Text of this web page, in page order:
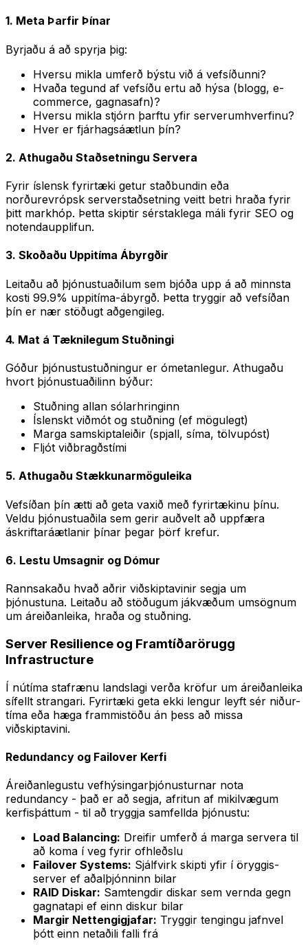
1. Meta Þarfir Þínar
Byrjaðu á að spyrja þig:
Hversu mikla umferð býstu við á vefsíðunni?
Hvaða tegund af vefsíðu ertu að hýsa (blogg, e-
commerce, gagnasafn)?
Hversu mikla stjórn þarftu yfir serverumhverfinu?
Hver er fjárhagsáætlun þín?
2. Athugaðu Staðsetningu Servera
Fyrir íslensk fyrirtæki getur staðbundin eða
norðurevrópsk serverstaðsetning veitt betri hraða fyrir
þitt markhóp. Þetta skiptir sérstaklega máli fyrir SEO og
notendaupplifun.
3. Skoðaðu Uppitíma Ábyrgðir
Leitaðu að þjónustuaðilum sem bjóða upp á að minnsta
kosti 99.9% uppitíma-ábyrgð. Þetta tryggir að vefsíðan
þín er nær stöðugt aðgengileg.
4. Mat á Tæknilegum Stuðningi
Góður þjónustustuðningur er ómetanlegur. Athugaðu
hvort þjónustuaðilinn býður:
Stuðning allan sólarhringinn
Íslenskt viðmót og stuðning (ef mögulegt)
Marga samskiptaleiðir (spjall, síma, tölvupóst)
Fljót viðbragðstími
5. Athugaðu Stækkunarmöguleika
Vefsíðan þín ætti að geta vaxið með fyrirtækinu þínu.
Veldu þjónustuaðila sem gerir auðvelt að uppfæra
áskriftaráætlanir þínar þegar þörf krefur.
6. Lestu Umsagnir og Dómur
Rannsakaðu hvað aðrir viðskiptavinir segja um
þjónustuna. Leitaðu að stöðugum jákvæðum umsögnum
um áreiðanleika, hraða og stuðning.
Server Resilience og Framtíðarörugg
Infrastructure
Í nútíma stafrænu landslagi verða kröfur um áreiðanleika
sífellt strangari. Fyrirtæki geta ekki lengur leyft sér niður-
tíma eða hæga frammistöðu án þess að missa
viðskiptavini.
Redundancy og Failover Kerfi
Áreiðanlegustu vefhýsingarþjónusturnar nota
redundancy - það er að segja, afritun af mikilvægum
kerfisþáttum - til að tryggja samfellda þjónustu:
Load Balancing: Dreifir umferð á marga servera til
að koma í veg fyrir ofhleðslu
Failover Systems: Sjálfvirk skipti yfir í öryggis-
server ef aðalþjónninn bilar
RAID Diskar: Samtengdir diskar sem vernda gegn
gagnatapi ef einn diskur bilar
Margir Nettengigjafar: Tryggir tengingu jafnvel
þótt einn netaðili falli frá